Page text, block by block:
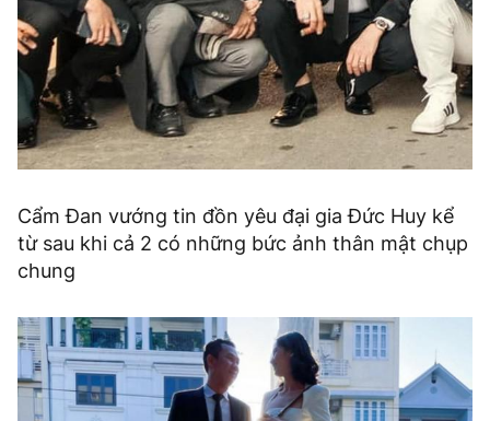
Cẩm Đan vướng tin đồn yêu đại gia Đức Huy kể
từ sau khi cả 2 có những bức ảnh thân mật chụp
chung